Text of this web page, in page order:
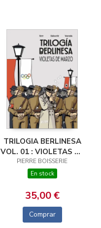
TRILOGIA BERLINESA
VOL. 01 : VIOLETAS DE
MARZO
PIERRE BOISSERIE
En stock
35,00 €
Comprar